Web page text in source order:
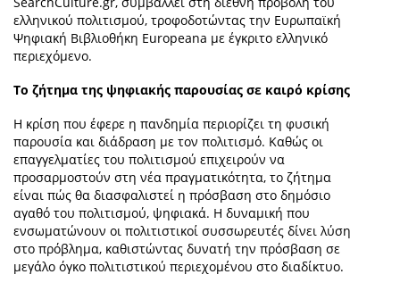
ελληνικού πολιτισμού, τροφοδοτώντας την Ευρωπαϊκή
Ψηφιακή Βιβλιοθήκη Europeana με έγκριτο ελληνικό
περιεχόμενο.
Το ζήτημα της ψηφιακής παρουσίας σε καιρό κρίσης
Η κρίση που έφερε η πανδημία περιορίζει τη φυσική
παρουσία και διάδραση με τον πολιτισμό. Καθώς οι
επαγγελματίες του πολιτισμού επιχειρούν να
προσαρμοστούν στη νέα πραγματικότητα, το ζήτημα
είναι πώς θα διασφαλιστεί η πρόσβαση στο δημόσιο
αγαθό του πολιτισμού, ψηφιακά. Η δυναμική που
ενσωματώνουν οι πολιτιστικοί συσσωρευτές δίνει λύση
στο πρόβλημα, καθιστώντας δυνατή την πρόσβαση σε
μεγάλο όγκο πολιτιστικού περιεχομένου στο διαδίκτυο.